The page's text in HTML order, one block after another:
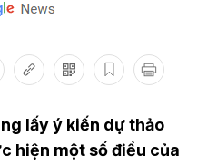
lấy ý kiến dự thảo
hiện một số điều của